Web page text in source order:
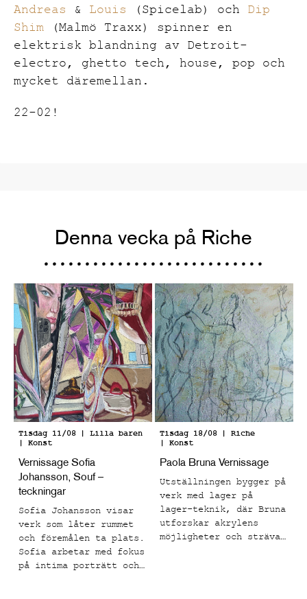
Andreas & Louis (Spicelab) och Dip
Shim (Malmö Traxx) spinner en
elektrisk blandning av Detroit-
electro, ghetto tech, house, pop och
mycket däremellan.
22-02!
Denna vecka på Riche
Tisdag 11/08 | Lilla baren
| Konst
Vernissage Sofia
Johansson, Souf –
teckningar
Sofia Johansson visar
verk som låter rummet
och föremålen ta plats.
Sofia arbetar med fokus
på intima porträtt och
Tisdag 18/08 | Riche
| Konst
Paola Bruna Vernissage
Utställningen bygger på
verk med lager på
lager-teknik, där Bruna
utforskar akrylens
möjligheter och strävar